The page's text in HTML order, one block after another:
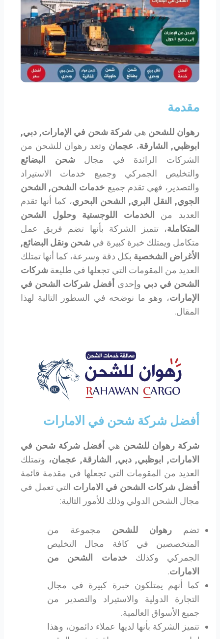
مقدمة
رهوان للشحن هي شركة شحن في الإمارات, دبي,
ابوظبي, الشارقة. عجمان وتعد رهوان للشحن من
الشركات الرائدة في مجالشحن البضائع
والتخليص الجمركي وجميع خدمات الاستيراد
والتصدير، فهي تقدم جميع خدمات الشحن, الشحن
الجوي, النقل البري, الشحن البحري، كما أنها تقدم
العديد من
الخدمات اللوجستية وحلول الشحن
المتكاملة، تتميز الشركة بأنها تضم فريق عمل
متكامل ويمتلك خبرة كبيرة في شحن ونقل البضائع,
الأغراض الشخصية بكل دقة وسرعة، كما أنها تمتلك
العديد من المقومات التي تجعلها في طليعة شركات
الشحن في دبي وإحدى أفضل شركات الشحن في
الإمارات، وهو ما نوضحه في السطور التالية لهذا
المقال.
أفضل شركة شحن في الامارات
شركة رهوان للشحن هي أفضل شركة شحن في
الامارات, ابوظبي, دبي, الشارقة, عجمان، وتمتلك
العديد من المقومات التي تجعلها في مقدمة قائمة
أفضل شركات الشحن في الامارات التي تعمل في
مجال الشحن الدولي وذلك للأمور التالية:
تضمرهوان للشحن مجموعة من
المتخصصين في كافة مجال التخليص
الجمركي وكذلكخدمات الشحن من
الامارات.
كما أنهم يمتلكون خبرة كبيرة في مجال
التجارة الدولية والاستيراد والتصدير من
جميع الأسواق العالمية.
تتميز الشركة بأنها لديها عملاء دائمون، وهذا